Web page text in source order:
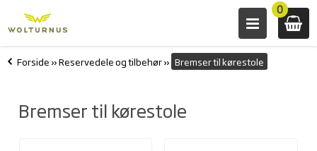
0
Forside »Reservedele og tilbehør» Bremser til kørestole
Bremser til kørestole